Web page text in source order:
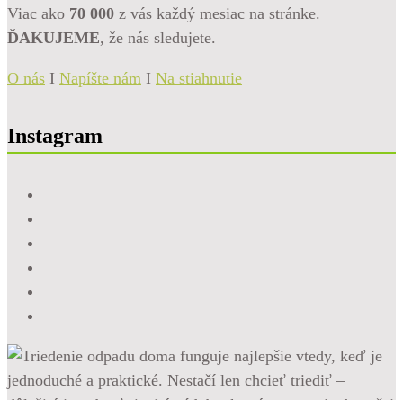
Viac ako 70 000 z vás každý mesiac na stránke.
ĎAKUJEME, že nás sledujete.
O nás I Napíšte nám I Na stiahnutie
Instagram